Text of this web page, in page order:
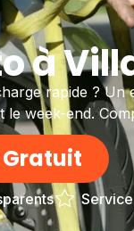
à
rapide ? Un
week-end.
Gratuit